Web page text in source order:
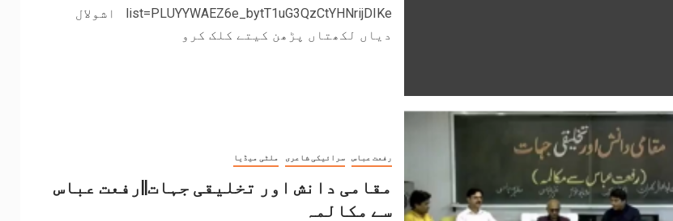
list=PLUYYWAEZ6e_bytT1uG3QzCtYHNrijDIKe اشولال
دیاں لکھتاں پڑھن کیتے کلک کرو
رفعت عباس سرائیکی شاعری ملٹی میڈیا
مقامی دانش اور تخلیقی جہات||رفعت عباس
سے مکالمہ